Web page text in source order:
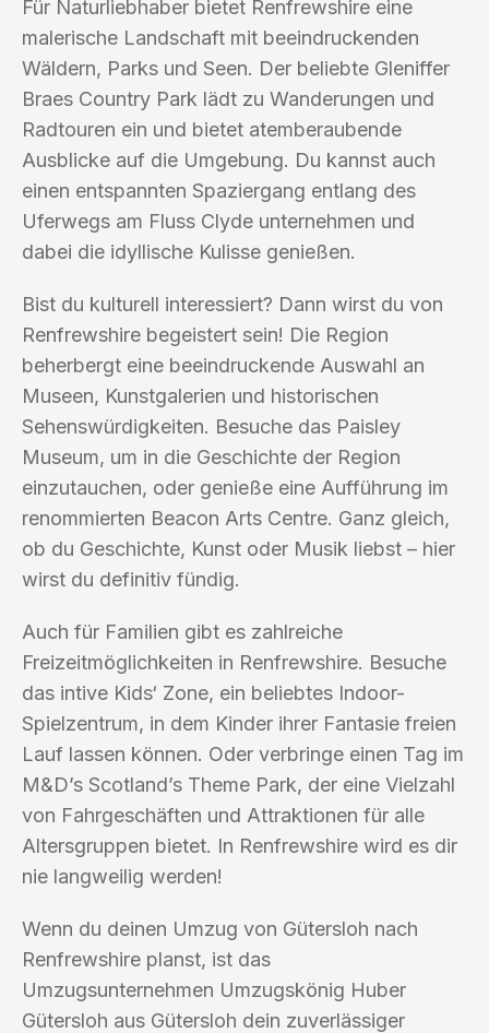
Für Naturliebhaber bietet Renfrewshire eine
malerische Landschaft mit beeindruckenden
Wäldern, Parks und Seen. Der beliebte Gleniffer
Braes Country Park lädt zu Wanderungen und
Radtouren ein und bietet atemberaubende
Ausblicke auf die Umgebung. Du kannst auch
einen entspannten Spaziergang entlang des
Uferwegs am Fluss Clyde unternehmen und
dabei die idyllische Kulisse genießen.
Bist du kulturell interessiert? Dann wirst du von
Renfrewshire begeistert sein! Die Region
beherbergt eine beeindruckende Auswahl an
Museen, Kunstgalerien und historischen
Sehenswürdigkeiten. Besuche das Paisley
Museum, um in die Geschichte der Region
einzutauchen, oder genieße eine Aufführung im
renommierten Beacon Arts Centre. Ganz gleich,
ob du Geschichte, Kunst oder Musik liebst – hier
wirst du definitiv fündig.
Auch für Familien gibt es zahlreiche
Freizeitmöglichkeiten in Renfrewshire. Besuche
das intive Kids‘ Zone, ein beliebtes Indoor-
Spielzentrum, in dem Kinder ihrer Fantasie freien
Lauf lassen können. Oder verbringe einen Tag im
M&D’s Scotland’s Theme Park, der eine Vielzahl
von Fahrgeschäften und Attraktionen für alle
Altersgruppen bietet. In Renfrewshire wird es dir
nie langweilig werden!
Wenn du deinen Umzug von Gütersloh nach
Renfrewshire planst, ist das
Umzugsunternehmen Umzugskönig Huber
Gütersloh aus Gütersloh dein zuverlässiger